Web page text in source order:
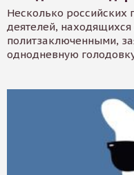
Несколько российских
деятелей,
политзаключенными,
однодневную